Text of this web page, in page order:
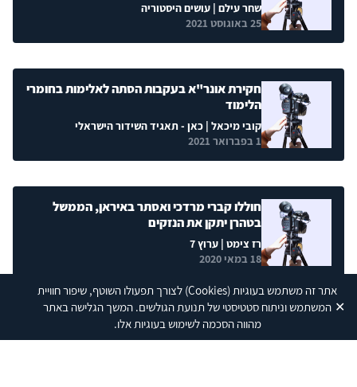
אתר זה משתמש בעוגיות(Cookies) לצורך תפעולו השוטף, שיפור חוויית
המשתמש וניתוח סטטיסטי של תנועת הגולשים. המשך הגלישה באתר
מהווה הסכמה לשימוש בעוגיות אלו.
✕
שחר עילם | עושים היסטוריה
25 באוגוסט 2021
חקירת אונר"א בעקבות הסתה לאלימות בחומרי
הלימוד
קובי מיכאל | כאן - תאגיד השידור הישראלי
1 בפברואר 2021
חוללו קברי מרדכי ואסתר באיראן, הממשל
בטהרן יתקן את הנזקים
רז צימט | ערוץ 7
18 במאי 2020
מה משמר את השקט היחסי בגבול הצפוני שבין
ישראל ללבנון? ועד לאן חילחלה האנטישמיות